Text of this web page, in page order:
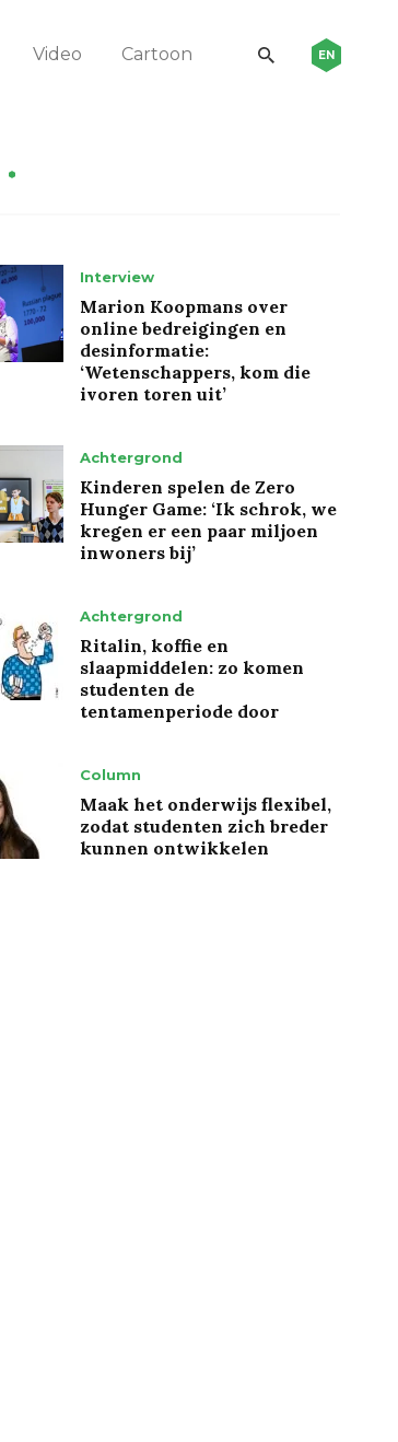
Video Cartoon EN
Interview
Marion Koopmans over
online bedreigingen en
desinformatie:
‘Wetenschappers, kom die
ivoren toren uit’
Achtergrond
Kinderen spelen de Zero
Hunger Game: ‘Ik schrok, we
kregen er een paar miljoen
inwoners bij’
Achtergrond
Ritalin, koffie en
slaapmiddelen: zo komen
studenten de
tentamenperiode door
Column
Maak het onderwijs flexibel,
zodat studenten zich breder
kunnen ontwikkelen